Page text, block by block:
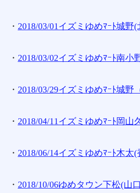
・ 2018/03/01イズミゆめﾏｰﾄ城野
・ 2018/03/02イズミゆめﾏｰﾄ南小
・ 2018/03/29イズミゆめﾏｰﾄ城野
・ 2018/04/11イズミゆめﾏｰﾄ岡山
・ 2018/06/14イズミゆめﾏｰﾄ木太
・ 2018/10/06ゆめタウン下松(山